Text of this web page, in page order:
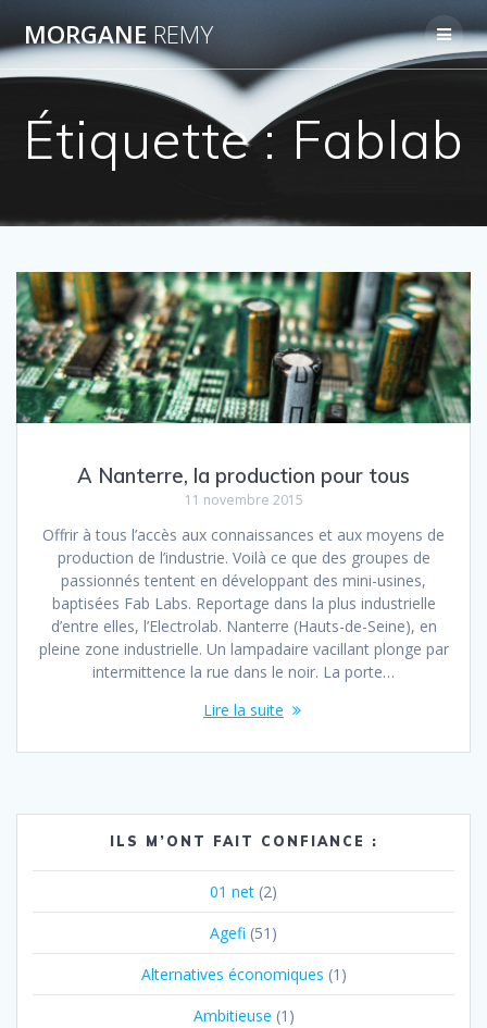
contenu
MORGANE REMY
Étiquette :Fablab
A Nanterre, la production pour tous
11 novembre 2015
Offrir à tous l’accès aux connaissances et aux moyens de
production de l’industrie. Voilà ce que des groupes de
passionnés tentent en développant des mini-usines,
baptisées Fab Labs. Reportage dans la plus industrielle
d’entre elles, l’Electrolab. Nanterre (Hauts-de-Seine), en
pleine zone industrielle. Un lampadaire vacillant plonge par
intermittence la rue dans le noir. La porte…
Lire la suite
ILS M’ONT FAIT CONFIANCE :
01 net (2)
Agefi (51)
Alternatives économiques (1)
Ambitieuse (1)